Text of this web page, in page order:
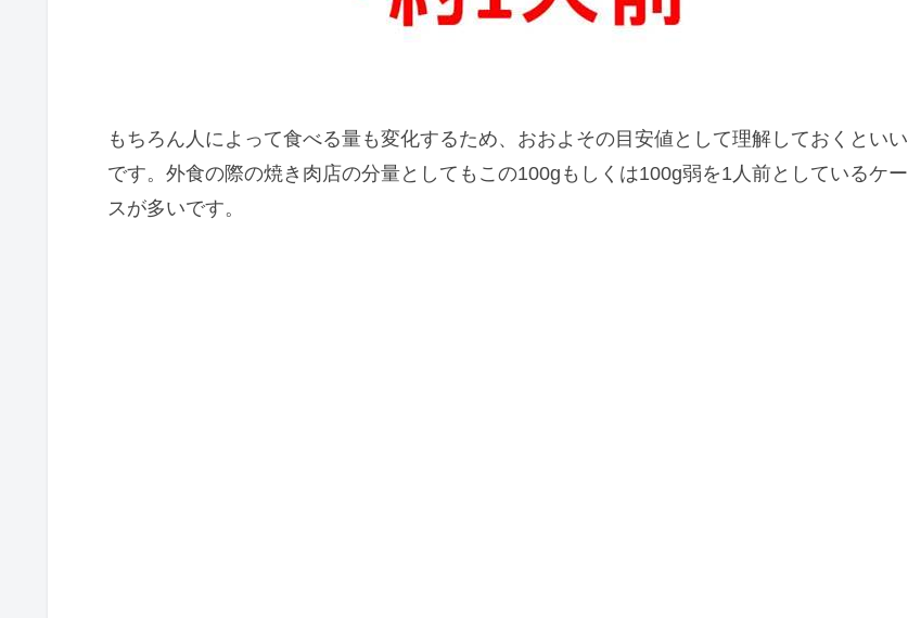
もちろん人によって食べる量も変化するため、おおよその目安値として理解しておくといい
です。外食の際の焼き肉店の分量としてもこの100gもしくは100g弱を1人前としているケー
スが多いです。